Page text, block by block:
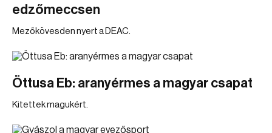
edzőmeccsen
Mezőkövesden nyert a DEAC.
Öttusa Eb: aranyérmes a magyar csapat
Kitettek magukért.